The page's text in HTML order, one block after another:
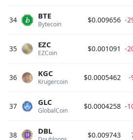
34 Bytecoin
BTE $0.009656 -
35 EZCoin
EZC $0.001091 -
36 Krugercoin
KGC $0.0005462 -
37 GlobalCoin
GLC $0.0004258 -
38 DBL $0.009743